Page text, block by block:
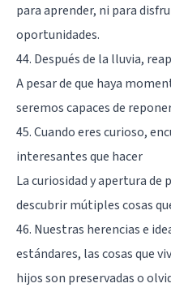
para aprender, ni para
oportunidades.
44. Después de la lluvia,
A pesar de que haya
seremos capaces de
45. Cuando eres curioso,
interesantes que hacer
La curiosidad y apertura
descubrir mútiples cosas
46. Nuestras herencias e
estándares, las cosas que
hijos son preservadas o